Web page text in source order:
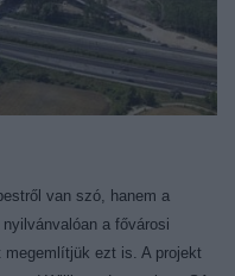
van szó, hanem a
a fővárosi
ezt is. A projekt